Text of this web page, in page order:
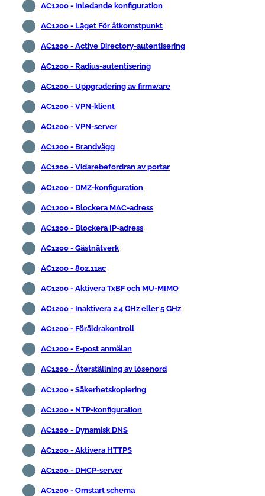
AC1200 - Inledande konfiguration
AC1200 - Läget För åtkomstpunkt
AC1200 - Active Directory-autentisering
AC1200 - Radius-autentisering
AC1200 - Uppgradering av firmware
AC1200 - VPN-klient
AC1200 - VPN-server
AC1200 - Brandvägg
AC1200 - Vidarebefordran av portar
AC1200 - DMZ-konfiguration
AC1200 - Blockera MAC-adress
AC1200 - Blockera IP-adress
AC1200 - Gästnätverk
AC1200 - 802.11ac
AC1200 - Aktivera TxBF och MU-MIMO
AC1200 - Inaktivera 2,4 GHz eller 5 GHz
AC1200 - Föräldrakontroll
AC1200 - E-post anmälan
AC1200 - Återställning av lösenord
AC1200 - Säkerhetskopiering
AC1200 - NTP-konfiguration
AC1200 - Dynamisk DNS
AC1200 - Aktivera HTTPS
AC1200 - DHCP-server
AC1200 - Omstart schema